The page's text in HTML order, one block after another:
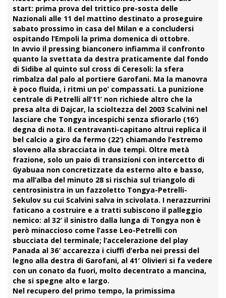
start: prima prova del trittico pre-sosta delle
Nazionali alle 11 del mattino destinato a proseguire
sabato prossimo in casa del Milan e a concludersi
ospitando l’Empoli la prima domenica di ottobre.
In avvio il pressing bianconero infiamma il confronto
quanto la svettata da destra praticamente dal fondo
di Sidibe al quinto sul cross di Ceresoli: la sfera
rimbalza dal palo al portiere Garofani. Ma la manovra
è poco fluida, i ritmi un po’ compassati. La punizione
centrale di Petrelli all’11’ non richiede altro che la
presa alta di Dajcar, la scioltezza del 2003 Scalvini nel
lasciare che Tongya incespichi senza sfiorarlo (16′)
degna di nota. Il centravanti-capitano altrui replica il
bel calcio a giro da fermo (22′) chiamando l’estremo
sloveno alla sbracciata in due tempi. Oltre metà
frazione, solo un paio di transizioni con intercetto di
Gyabuaa non concretizzate da esterno alto e basso,
ma all’alba del minuto 28 si rischia sul triangolo di
centrosinistra in un fazzoletto Tongya-Petrelli-
Sekulov su cui Scalvini salva in scivolata. I nerazzurrini
faticano a costruire e a tratti subiscono il palleggio
nemico: al 32′ il sinistro dalla lunga di Tongya non è
però minaccioso come l’asse Leo-Petrelli con
sbucciata del terminale; l’accelerazione del play
Panada al 36′ accarezza i ciuffi d’erba nei pressi del
legno alla destra di Garofani, al 41′ Olivieri si fa vedere
con un conato da fuori, molto decentrato a mancina,
che si spegne alto e largo.
Nel recupero del primo tempo, la primissima